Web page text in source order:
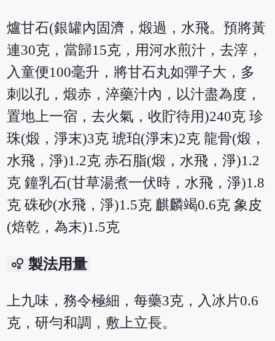
爐甘石(銀罐內固濟，煅過，水飛。預將黃
連30克，當歸15克，用河水煎汁，去滓，
入童便100毫升，將甘石丸如彈子大，多
刺以孔，煅赤，淬藥汁內，以汁盡為度，
置地上一宿，去火氣，收貯待用)240克 珍
珠(煅，淨末)3克 琥珀(淨末)2克 龍骨(煅，
水飛，淨)1.2克 赤石脂(煅，水飛，淨)1.2
克 鐘乳石(甘草湯煮一伏時，水飛，淨)1.8
克 硃砂(水飛，淨)1.5克 麒麟竭0.6克 象皮
(焙乾，為末)1.5克
bubble_chart 製法用量
上九味，務令極細，每藥3克，入冰片0.6
克，研勻和調，敷上立長。